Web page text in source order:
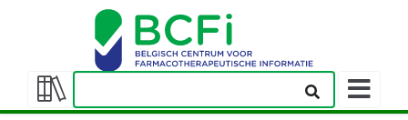
Weergeven/verbergen